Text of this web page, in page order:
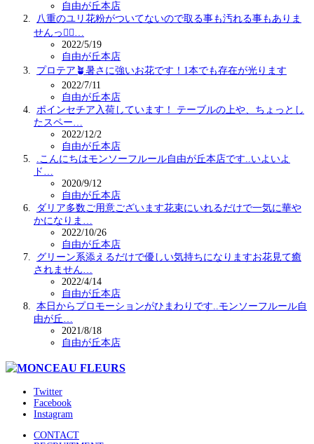
自由が丘本店
八重のユリ花粉がついてないので取る事も汚れる事もありま
せんっ🖐🏻…
2022/5/19
自由が丘本店
プロテア🪴暑さに強いお花です！1本でも存在が光ります
2022/7/11
自由が丘本店
ポインセチア入荷しています！ テーブルの上や、ちょっとし
たスペー…
2022/12/2
自由が丘本店
.こんにちはモンソーフルール自由が丘本店です..いよいよ
ド…
2020/9/12
自由が丘本店
ダリア多数ご用意ございます花束にいれるだけで一気に華や
かになりま…
2022/10/26
自由が丘本店
グリーン系添えるだけで優しい気持ちになりますお花見て癒
されません…
2022/4/14
自由が丘本店
本日からプロモーションがひまわりです..モンソーフルール自
由が丘…
2021/8/18
自由が丘本店
Twitter
Facebook
Instagram
CONTACT